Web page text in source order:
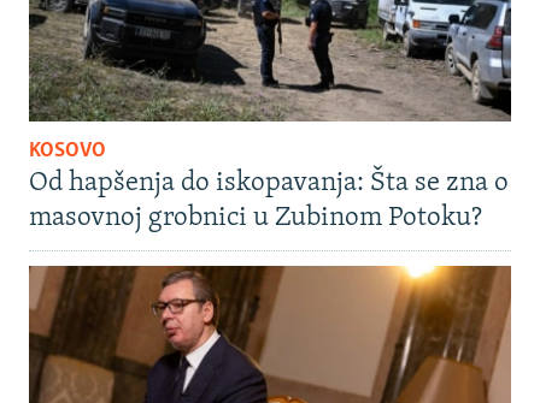
KOSOVO
Od hapšenja do iskopavanja: Šta se zna o
masovnoj grobnici u Zubinom Potoku?